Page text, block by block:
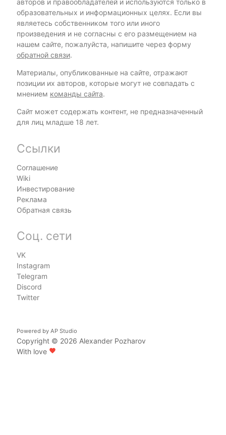
авторов и правообладателей и используются только в
образовательных и информационных целях. Если вы
являетесь собственником того или иного
произведения и не согласны с его размещением на
нашем сайте, пожалуйста, напишите через форму
обратной связи.
Материалы, опубликованные на сайте, отражают
позиции их авторов, которые могут не совпадать с
мнением команды сайта.
Сайт может содержать контент, не предназначенный
для лиц младше 18 лет.
Ссылки
Соглашение
Wiki
Инвестирование
Реклама
Обратная связь
Соц. сети
VK
Instagram
Telegram
Discord
Twitter
Powered by AP Studio
Copyright © 2026 Alexander Pozharov
With love favorite